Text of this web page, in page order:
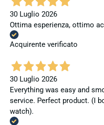
30 Luglio 2026
Ottima esperienza, ottimo
Acquirente verificato
30 Luglio 2026
Everything was easy and
service. Perfect product. (I
watch).